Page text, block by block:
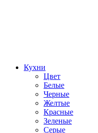
Кухни
Цвет
Белые
Черные
Желтые
Красные
Зеленые
Серые